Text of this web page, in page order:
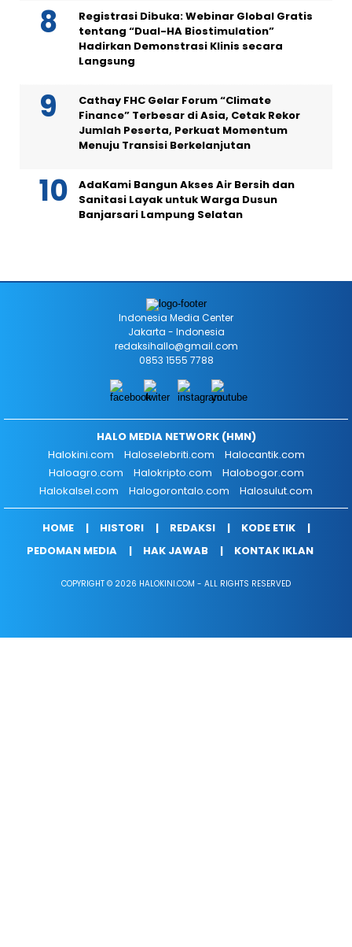
Registrasi Dibuka: Webinar Global Gratis
tentang “Dual-HA Biostimulation”
Hadirkan Demonstrasi Klinis secara
Langsung
Cathay FHC Gelar Forum “Climate
Finance” Terbesar di Asia, Cetak Rekor
Jumlah Peserta, Perkuat Momentum
Menuju Transisi Berkelanjutan
AdaKami Bangun Akses Air Bersih dan
Sanitasi Layak untuk Warga Dusun
Banjarsari Lampung Selatan
Indonesia Media Center
Jakarta - Indonesia
redaksihallo@gmail.com
0853 1555 7788
HALO MEDIA NETWORK (HMN)
Halokini.com
Haloselebriti.com
Halocantik.com
Haloagro.com
Halokripto.com
Halobogor.com
Halokalsel.com
Halogorontalo.com Halosulut.com
HOME HISTORI REDAKSI
KODE ETIK
PEDOMAN MEDIA
HAK JAWAB KONTAK IKLAN
COPYRIGHT © 2026 HALOKINI.COM - ALL RIGHTS RESERVED